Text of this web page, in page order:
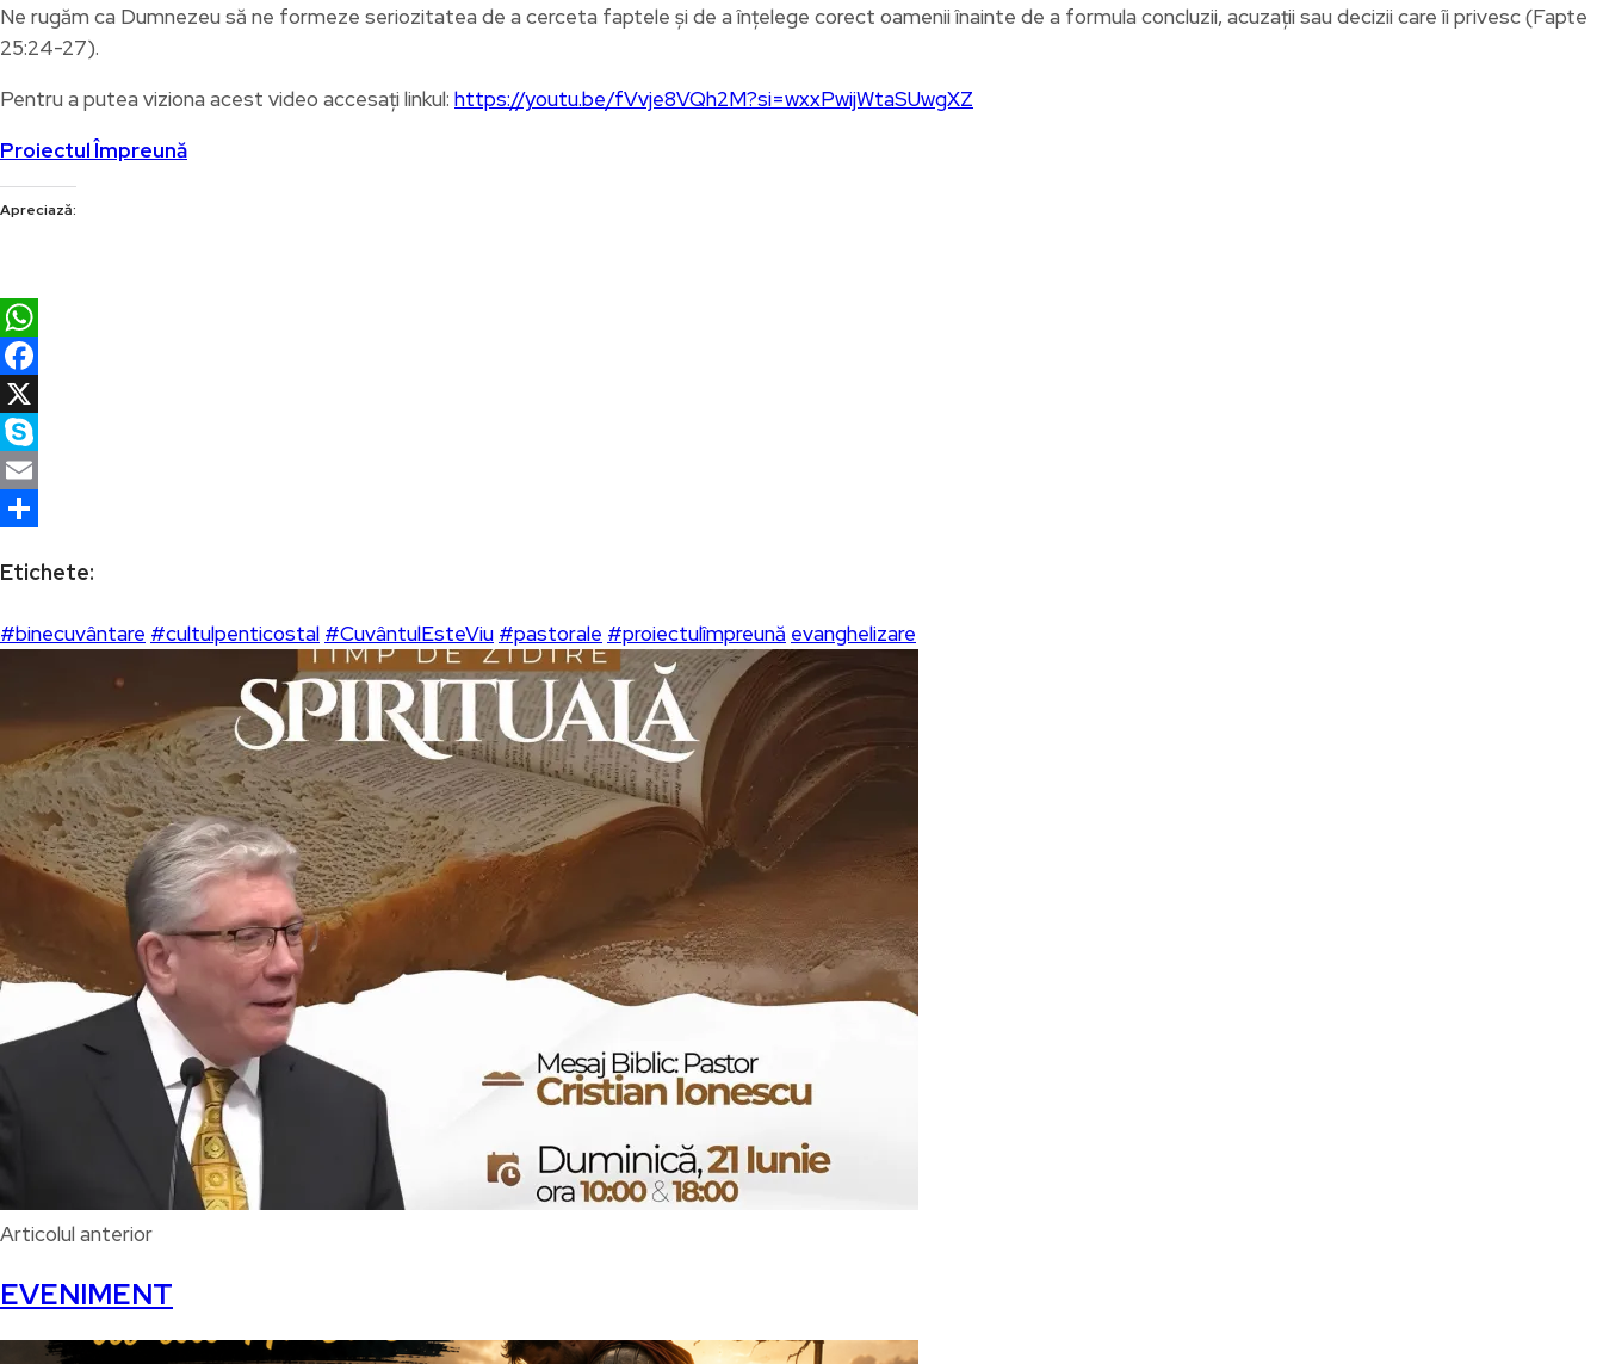
Ne rugăm ca Dumnezeu să ne formeze seriozitatea de a cerceta faptele și de a înțelege corect oamenii înainte de a formula concluzii, acuzații sau decizii care îi privesc (Fapte
25:24-27).
Pentru a putea viziona acest video accesați linkul: https://youtu.be/fVvje8VQh2M?si=wxxPwijWtaSUwgXZ
Proiectul Împreună
Apreciază:
WhatsApp
Facebook
X
Skype
Email
Etichete:
#binecuvântare #cultulpenticostal #CuvântulEsteViu #pastorale #proiectulîmpreună evanghelizare
Articolul anterior
EVENIMENT